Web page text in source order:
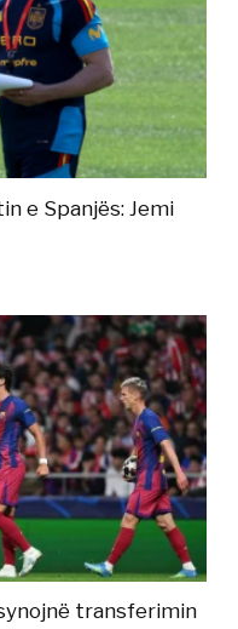
e Spanjës: Jemi
transferimin